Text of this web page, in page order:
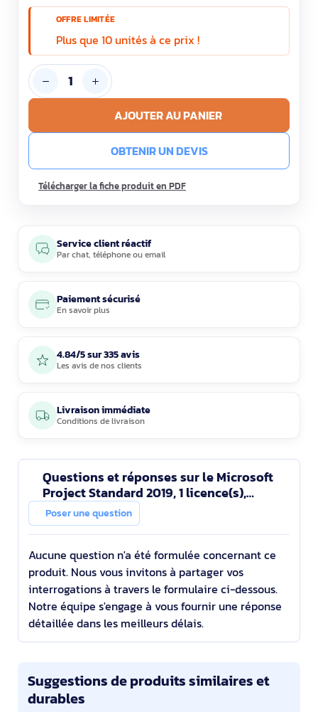
OFFRE LIMITÉE
Plus que 10 unités à ce prix !
AJOUTER AU PANIER
OBTENIR UN DEVIS
Télécharger la fiche produit en PDF
Service client réactif
Parchat, téléphoneouemail
Paiement sécurisé
En savoir plus
4.84/5 sur 335 avis
Les avis de nos clients
Livraison immédiate
Conditions de livraison
Questions et réponses sur le Microsoft
Project Standard 2019, 1 licence(s),
Gouvernement (GOV), Licence
Poser une question
Aucune question n'a été formulée concernant ce
produit. Nous vous invitons à partager vos
interrogations à travers le formulaire ci-dessous.
Notre équipe s'engage à vous fournir une réponse
détaillée dans les meilleurs délais.
Suggestions de produits similaires et
durables